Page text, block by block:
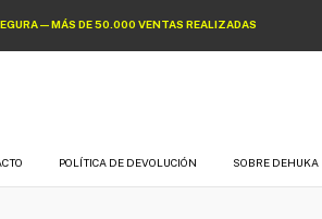
— MÁS DE 50.000 VENTAS REALIZADAS
POLÍTICA DE DEVOLUCIÓN SOBRE DEHUKA